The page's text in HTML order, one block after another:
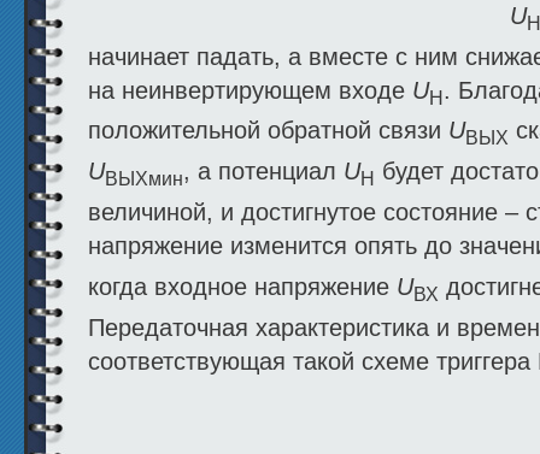
U
начинает падать, а вместе с ним
на неинвертирующем входе UН.
положительной обратной связи UВЫХ
UВЫХмин, а потенциал UН будет
величиной, и достигнутое состояние
напряжение изменится опять до
когда входное напряжение UВХ
Передаточная характеристика и
соответствующая такой схеме